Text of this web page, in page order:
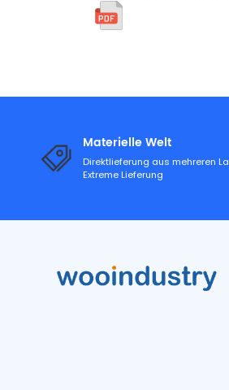
Materielle Welt
Direktlieferung aus mehreren
Extreme Lieferung